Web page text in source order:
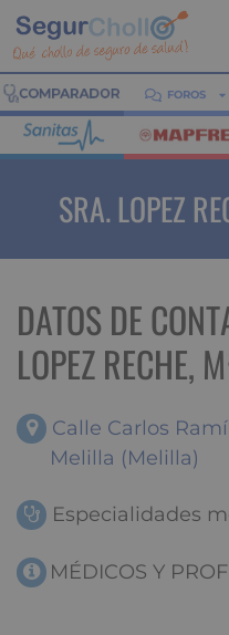
FOROS
SRA. LOPEZ
DATOS DE
LOPEZ RECHE,
Calle Carlos
Melilla (Melilla)
Especialidades
MÉDICOS Y